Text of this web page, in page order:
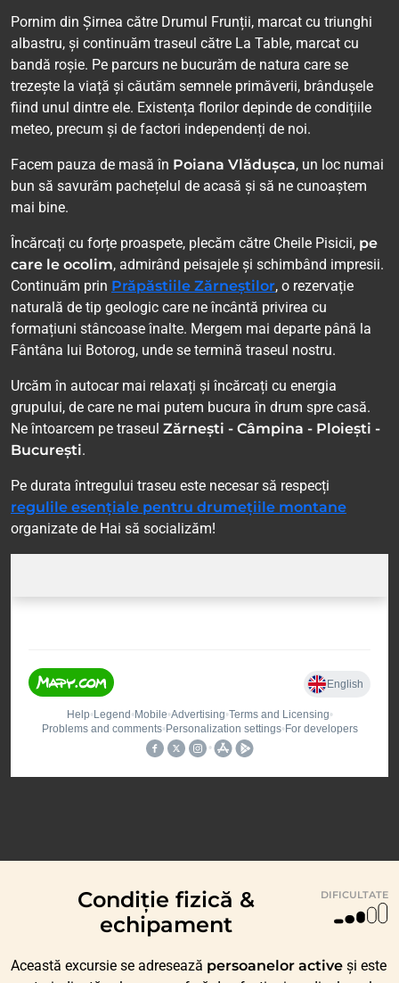
Pornim din Șirnea către Drumul Frunții, marcat cu triunghi
albastru, și continuăm traseul către La Table, marcat cu
bandă roșie. Pe parcurs ne bucurăm de natura care se
trezește la viață și căutăm semnele primăverii, brândușele
fiind unul dintre ele. Existența florilor depinde de condițiile
meteo, precum și de factori independenți de noi.
Facem pauza de masă în Poiana Vlădușca, un loc numai
bun să savurăm pachețelul de acasă și să ne cunoaștem
mai bine.
Încărcați cu forțe proaspete, plecăm către Cheile Pisicii, pe
care le ocolim, admirând peisajele și schimbând impresii.
Continuăm prin Prăpăstiile Zărneștilor, o rezervație
naturală de tip geologic care ne încântă privirea cu
formațiuni stâncoase înalte. Mergem mai departe până la
Fântâna lui Botorog, unde se termină traseul nostru.
Urcăm în autocar mai relaxați și încărcați cu energia
grupului, de care ne mai putem bucura în drum spre casă.
Ne întoarcem pe traseul Zărnești - Câmpina - Ploiești -
București.
Pe durata întregului traseu este necesar să respecți
regulile esențiale pentru drumețiile montane
organizate de Hai să socializăm!
Condiție fizică &
echipament
DIFICULTATE
Această excursie se adresează persoanelor active și este